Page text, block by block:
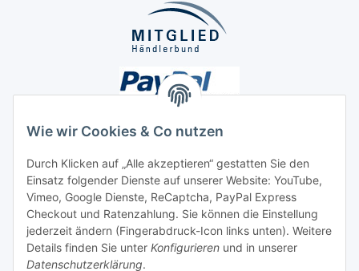
Wie wir Cookies & Co nutzen
Durch Klicken auf „Alle akzeptieren“ gestatten Sie den
Einsatz folgender Dienste auf unserer Website: YouTube,
Vimeo, Google Dienste, ReCaptcha, PayPal Express
Checkout und Ratenzahlung. Sie können die Einstellung
jederzeit ändern (Fingerabdruck-Icon links unten). Weitere
Details finden Sie unter Konfigurieren und in unserer
Datenschutzerklärung.
Unsere Seiten
Social Media